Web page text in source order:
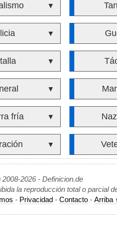
▼
▼
▼
▼
fría ▼
▼
2026 - Definicion.de
la reproducción total o parcial
- Privacidad - Contacto - Arriba